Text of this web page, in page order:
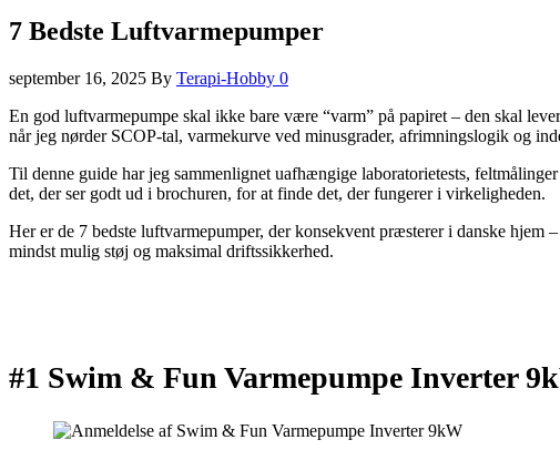
7 Bedste Luftvarmepumper
september 16, 2025 By Terapi-Hobby 0
En god luftvarmepumpe skal ikke bare være “varm” på papiret – den skal
når jeg nørder SCOP-tal, varmekurve ved minusgrader, afrimningslogik og
Til denne guide har jeg sammenlignet uafhængige laboratorietests,
det, der ser godt ud i brochuren, for at finde det, der fungerer i virkeligheden.
Her er de 7 bedste luftvarmepumper, der konsekvent præsterer i danske
mindst mulig støj og maksimal driftssikkerhed.
#1 Swim & Fun Varmepumpe Inverter